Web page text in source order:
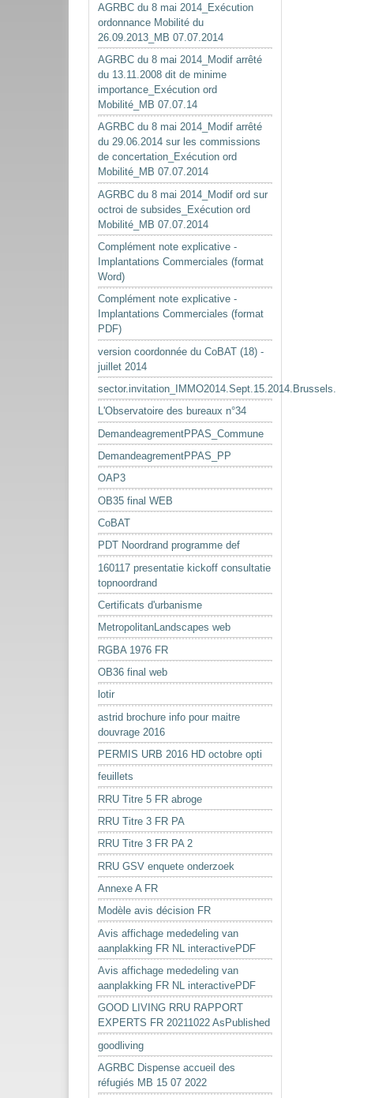
AGRBC du 8 mai 2014_Exécution
ordonnance Mobilité du
26.09.2013_MB 07.07.2014
AGRBC du 8 mai 2014_Modif arrêté
du 13.11.2008 dit de minime
importance_Exécution ord
Mobilité_MB 07.07.14
AGRBC du 8 mai 2014_Modif arrêté
du 29.06.2014 sur les commissions
de concertation_Exécution ord
Mobilité_MB 07.07.2014
AGRBC du 8 mai 2014_Modif ord sur
octroi de subsides_Exécution ord
Mobilité_MB 07.07.2014
Complément note explicative -
Implantations Commerciales (format
Word)
Complément note explicative -
Implantations Commerciales (format
PDF)
version coordonnée du CoBAT (18) -
juillet 2014
sector.invitation_IMMO2014.Sept.15.2014.Brussels.
L'Observatoire des bureaux n°34
DemandeagrementPPAS_Commune
DemandeagrementPPAS_PP
OAP3
OB35 final WEB
CoBAT
PDT Noordrand programme def
160117 presentatie kickoff consultatie
topnoordrand
Certificats d'urbanisme
MetropolitanLandscapes web
RGBA 1976 FR
OB36 final web
lotir
astrid brochure info pour maitre
douvrage 2016
PERMIS URB 2016 HD octobre opti
feuillets
RRU Titre 5 FR abroge
RRU Titre 3 FR PA
RRU Titre 3 FR PA 2
RRU GSV enquete onderzoek
Annexe A FR
Modèle avis décision FR
Avis affichage mededeling van
aanplakking FR NL interactivePDF
Avis affichage mededeling van
aanplakking FR NL interactivePDF
GOOD LIVING RRU RAPPORT
EXPERTS FR 20211022 AsPublished
goodliving
AGRBC Dispense accueil des
réfugiés MB 15 07 2022